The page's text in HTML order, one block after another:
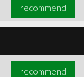
recommend
recommend